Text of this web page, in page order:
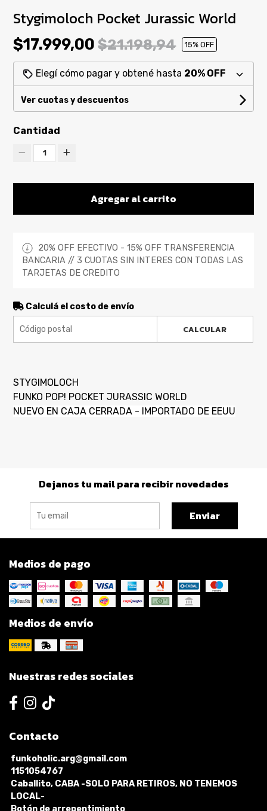
Stygimoloch Pocket Jurassic World
$17.999,00$21.198,94 15% OFF
Elegí cómo pagar y obtené hasta 20% OFF
Ver cuotas y descuentos
Cantidad
1
Agregar al carrito
20% OFF EFECTIVO - 15% OFF TRANSFERENCIA
BANCARIA // 3 CUOTAS SIN INTERES CON TODAS LAS
TARJETAS DE CREDITO
Calculá el costo de envío
CALCULAR
STYGIMOLOCH
FUNKO POP! POCKET JURASSIC WORLD
NUEVO EN CAJA CERRADA - IMPORTADO DE EEUU
Dejanos tu mail para recibir novedades
Enviar
Medios de pago
Medios de envío
Nuestras redes sociales
Contacto
funkoholic.arg@gmail.com
1151054767
Caballito, CABA -SOLO PARA RETIROS, NO TENEMOS
LOCAL-